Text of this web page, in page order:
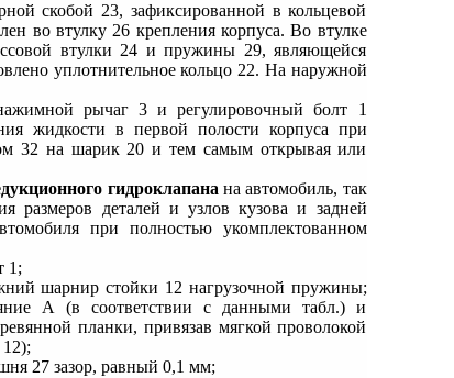
скобой 23, зафиксированной в кольцевой
во втулку 26 крепления корпуса. Во втулке
втулки 24 и пружины 29, являющейся
уплотнительное кольцо 22. На наружной
рычаг 3 и регулировочный болт 1
жидкости в первой полости корпуса при
32 на шарик 20 и тем самым открывая или
гидроклапана на автомобиль, так
размеров деталей и узлов кузова и задней
при полностью укомплектованном
1;
шарнир стойки 12 нагрузочной пружины;
А (в соответствии с данными табл.) и
планки, привязав мягкой проволокой
27 зазор, равный 0,1 мм;